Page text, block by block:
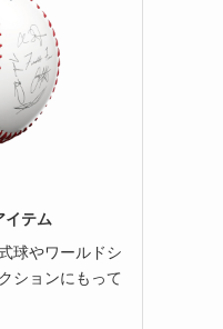
イテム
球やワールドシ
ションにもって